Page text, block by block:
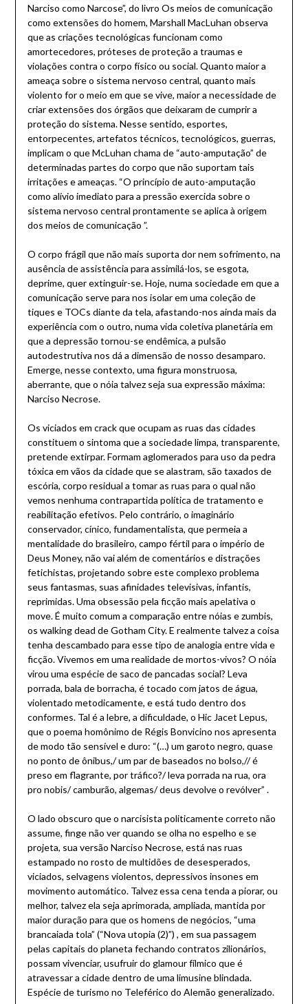
Narciso como Narcose”, do livro Os meios de comunicação
como extensões do homem, Marshall MacLuhan observa
que as criações tecnológicas funcionam como
amortecedores, próteses de proteção a traumas e
violações contra o corpo físico ou social. Quanto maior a
ameaça sobre o sistema nervoso central, quanto mais
violento for o meio em que se vive, maior a necessidade de
criar extensões dos órgãos que deixaram de cumprir a
proteção do sistema. Nesse sentido, esportes,
entorpecentes, artefatos técnicos, tecnológicos, guerras,
implicam o que McLuhan chama de “auto-amputação” de
determinadas partes do corpo que não suportam tais
irritações e ameaças. “O princípio de auto-amputação
como alívio imediato para a pressão exercida sobre o
sistema nervoso central prontamente se aplica à origem
dos meios de comunicação ”.
O corpo frágil que não mais suporta dor nem sofrimento, na
ausência de assistência para assimilá-los, se esgota,
deprime, quer extinguir-se. Hoje, numa sociedade em que a
comunicação serve para nos isolar em uma coleção de
tiques e TOCs diante da tela, afastando-nos ainda mais da
experiência com o outro, numa vida coletiva planetária em
que a depressão tornou-se endêmica, a pulsão
autodestrutiva nos dá a dimensão de nosso desamparo.
Emerge, nesse contexto, uma figura monstruosa,
aberrante, que o nóia talvez seja sua expressão máxima:
Narciso Necrose.
Os viciados em crack que ocupam as ruas das cidades
constituem o sintoma que a sociedade limpa, transparente,
pretende extirpar. Formam aglomerados para uso da pedra
tóxica em vãos da cidade que se alastram, são taxados de
escória, corpo residual a tomar as ruas para o qual não
vemos nenhuma contrapartida política de tratamento e
reabilitação efetivos. Pelo contrário, o imaginário
conservador, cínico, fundamentalista, que permeia a
mentalidade do brasileiro, campo fértil para o império de
Deus Money, não vai além de comentários e distrações
fetichistas, projetando sobre este complexo problema
seus fantasmas, suas afinidades televisivas, infantis,
reprimidas. Uma obsessão pela ficção mais apelativa o
move. É muito comum a comparação entre nóias e zumbis,
os walking dead de Gotham City. E realmente talvez a coisa
tenha descambado para esse tipo de analogia entre vida e
ficção. Vivemos em uma realidade de mortos-vivos? O nóia
virou uma espécie de saco de pancadas social? Leva
porrada, bala de borracha, é tocado com jatos de água,
violentado metodicamente, e está tudo dentro dos
conformes. Tal é a lebre, a dificuldade, o Hic Jacet Lepus,
que o poema homônimo de Régis Bonvicino nos apresenta
de modo tão sensível e duro: “(…) um garoto negro, quase
no ponto de ônibus,/ um par de baseados no bolso,// é
preso em flagrante, por tráfico?/ leva porrada na rua, ora
pro nobis/ camburão, algemas/ deus devolve o revólver” .
O lado obscuro que o narcisista politicamente correto não
assume, finge não ver quando se olha no espelho e se
projeta, sua versão Narciso Necrose, está nas ruas
estampado no rosto de multidões de desesperados,
viciados, selvagens violentos, depressivos insones em
movimento automático. Talvez essa cena tenda a piorar, ou
melhor, talvez ela seja aprimorada, ampliada, mantida por
maior duração para que os homens de negócios, “uma
brancaiada tola” (“Nova utopia (2)”) , em sua passagem
pelas capitais do planeta fechando contratos zilionários,
possam vivenciar, usufruir do glamour fílmico que é
atravessar a cidade dentro de uma limusine blindada.
Espécie de turismo no Teleférico do Alemão generalizado.